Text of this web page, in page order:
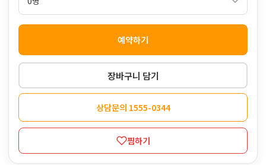
예약하기
장바구니 담기
상담문의 1555-0344
찜하기